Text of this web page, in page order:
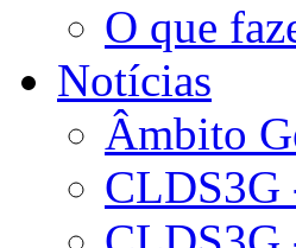
O que
Notícias
Âmbito
CLDS3G